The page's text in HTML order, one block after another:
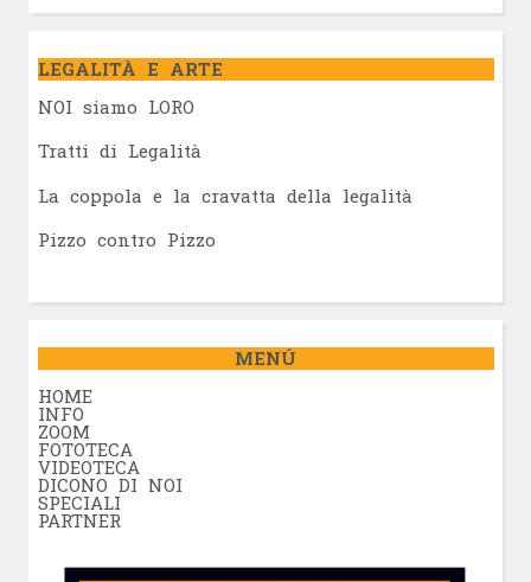
LEGALITÀ E ARTE
NOI siamo LORO
Tratti di Legalità
La coppola e la cravatta della legalità
Pizzo contro Pizzo
MENÚ
HOME
INFO
ZOOM
FOTOTECA
VIDEOTECA
DICONO DI NOI
SPECIALI
PARTNER